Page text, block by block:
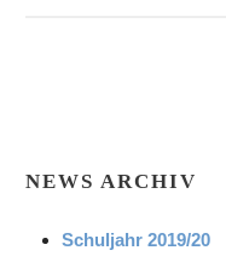
NEWS ARCHIV
Schuljahr 2019/20